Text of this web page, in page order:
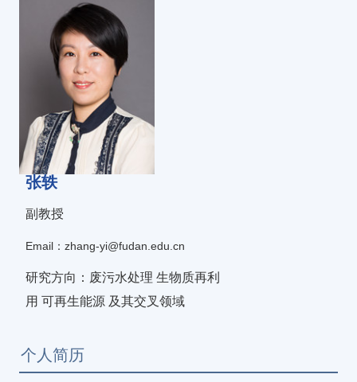
张轶
副教授
Email：zhang-yi@fudan.edu.cn
研究方向：废污水处理 生物质再利
用 可再生能源 及其交叉领域
个人简历